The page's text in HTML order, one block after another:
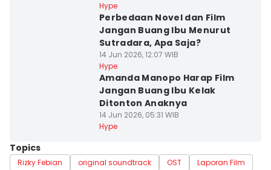
Hype
Perbedaan Novel dan Film
Jangan Buang Ibu Menurut
Sutradara, Apa Saja?
14 Jun 2026, 12:07 WIB
Hype
Amanda Manopo Harap Film
Jangan Buang Ibu Kelak
Ditonton Anaknya
14 Jun 2026, 05:31 WIB
Hype
Topics
Rizky Febian original soundtrack OST
Laporan Film